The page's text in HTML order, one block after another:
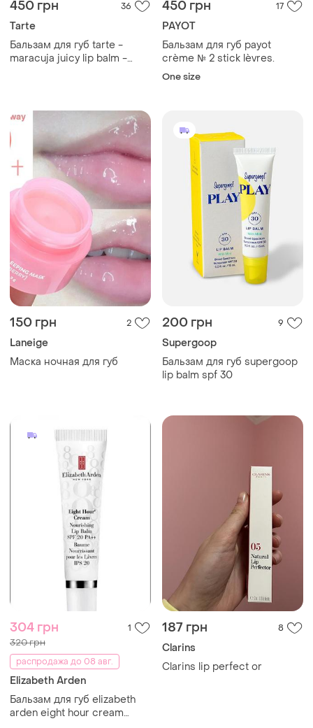
450 грн 36
Tarte
Бальзам для губ tarte -
maracuja juicy lip balm -
450 грн 17
PAYOT
Бальзам для губ payot
crème № 2 stick lèvres.
One size
150 грн 2
Laneige
Маска ночная для губ
200 грн 9
Supergoop
Бальзам для губ supergoop
lip balm spf 30
304 грн 1
320 грн
распродажа до 08 авг.
Elizabeth Arden
Бальзам для губ elizabeth
arden eight hour cream
187 грн 8
Clarins
Clarins lip perfect or